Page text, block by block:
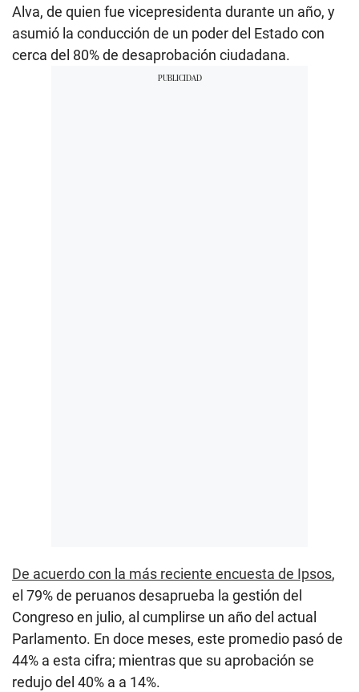
Alva, de quien fue vicepresidenta durante un año, y
asumió la conducción de un poder del Estado con
cerca del 80% de desaprobación ciudadana.
De acuerdo con la más reciente encuesta de Ipsos,
el 79% de peruanos desaprueba la gestión del
Congreso en julio, al cumplirse un año del actual
Parlamento. En doce meses, este promedio pasó de
44% a esta cifra; mientras que su aprobación se
redujo del 40% a a 14%.